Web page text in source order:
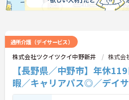
通所介護（デイサービス）
株式会社ツクイツクイ中野新井 株式会
【長野県／中野市】年休
暇／キャリアパス◎／デイ